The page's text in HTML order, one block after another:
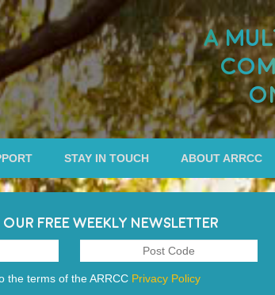
A
STAY IN TOUCH ABOUT ARRCC
FREE WEEKLY NEWSLETTER
the terms of the ARRCC Privacy Policy